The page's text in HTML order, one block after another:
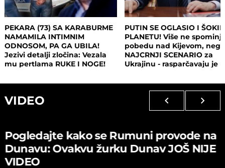
PEKARA (73) SA KARABURME
NAMAMILA INTIMNIM
ODNOSOM, PA GA UBILA!
Jezivi detalji zločina: Vezala
mu pertlama RUKE I NOGE!
PUTIN SE OGLASIO I
PLANETU! Više ne
pobedu nad Kijevom, nego
NAJCRNJI SCENARIO za
Ukrajinu - rasparčavaju je
VIDEO